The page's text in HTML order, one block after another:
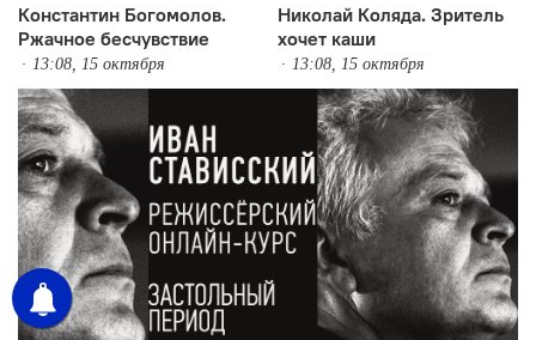
Константин Богомолов.
Ржачное бесчувствие
13:08, 15 октября
Николай Коляда. Зритель
хочет каши
13:08, 15 октября